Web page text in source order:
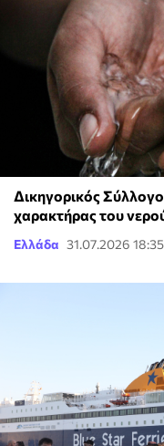
Δικηγορικός
χαρακτήρας του
Ελλάδα 31.07.2026 18:35